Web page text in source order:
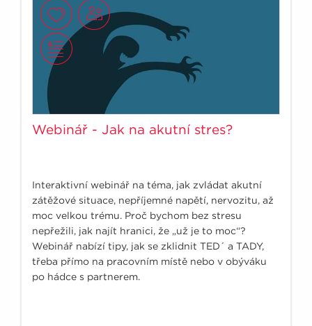
Webinář - Jak na akutní stres?
Interaktivní webinář na téma, jak zvládat akutní
zátěžové situace, nepříjemné napětí, nervozitu, až
moc velkou trému. Proč bychom bez stresu
nepřežili, jak najít hranici, že „už je to moc“?
Webinář nabízí tipy, jak se zklidnit TED´ a TADY,
třeba přímo na pracovním místě nebo v obýváku
po hádce s partnerem.